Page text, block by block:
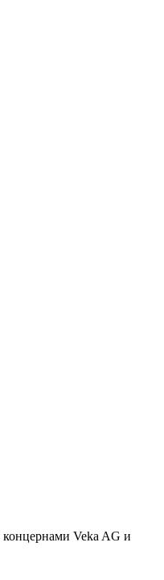
Veka AG и